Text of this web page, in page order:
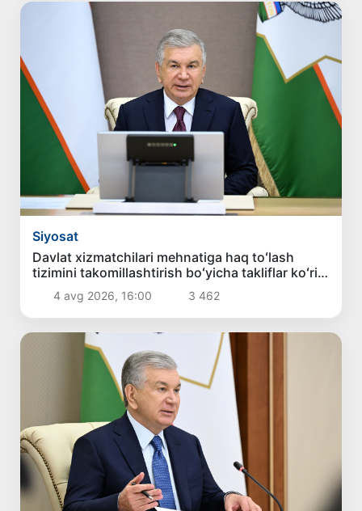
Siyosat
Davlat xizmatchilari mehnatiga haq toʻlash
tizimini takomillashtirish boʻyicha takliflar koʻrib
chiqildi4 avg 2026, 16:00 3 462